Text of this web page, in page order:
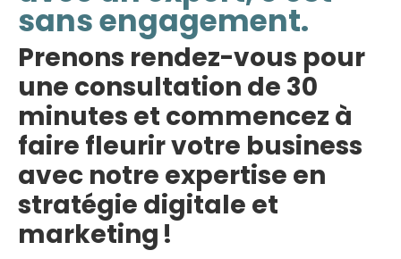
sans engagement.
Prenons rendez-vous pour
une consultation de 30
minutes et commencez à
faire fleurir votre business
avec notre expertise en
stratégie digitale et
marketing !